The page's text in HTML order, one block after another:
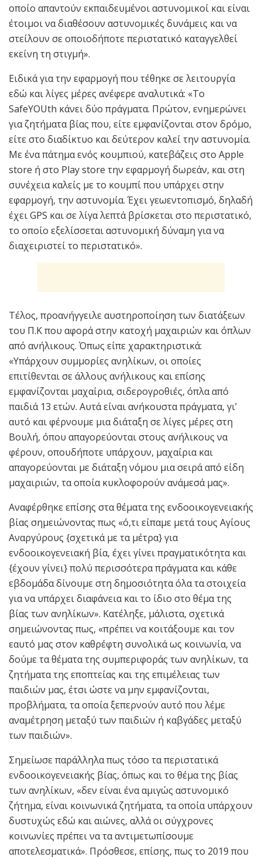
οποίο απαντούν εκπαιδευμένοι αστυνομικοί και είναι
έτοιμοι να διαθέσουν αστυνομικές δυνάμεις και να
στείλουν σε οποιοδήποτε περιστατικό καταγγελθεί
εκείνη τη στιγμή».
Ειδικά για την εφαρμογή που τέθηκε σε λειτουργία
εδώ και λίγες μέρες ανέφερε αναλυτικά: «Το
SafeYOUth κάνει δύο πράγματα. Πρώτον, ενημερώνει
για ζητήματα βίας που, είτε εμφανίζονται στον δρόμο,
είτε στο διαδίκτυο και δεύτερον καλεί την αστυνομία.
Με ένα πάτημα ενός κουμπιού, κατεβάζεις στο Apple
store ή στο Play store την εφαρμογή δωρεάν, και στη
συνέχεια καλείς με το κουμπί που υπάρχει στην
εφαρμογή, την αστυνομία. Έχει γεωεντοπισμό, δηλαδή
έχει GPS και σε λίγα λεπτά βρίσκεται στο περιστατικό,
το οποίο εξελίσσεται αστυνομική δύναμη για να
διαχειριστεί το περιστατικό».
Τέλος, προανήγγειλε αυστηροποίηση των διατάξεων
του Π.Κ που αφορά στην κατοχή μαχαιριών και όπλων
από ανήλικους. Όπως είπε χαρακτηριστικά:
«Υπάρχουν συμμορίες ανηλίκων, οι οποίες
επιτίθενται σε άλλους ανήλικους και επίσης
εμφανίζονται μαχαίρια, σιδερογροθιές, όπλα από
παιδιά 13 ετών. Αυτά είναι ανήκουστα πράγματα, γι’
αυτό και φέρνουμε μια διάταξη σε λίγες μέρες στη
Βουλή, όπου απαγορεύονται στους ανήλικους να
φέρουν, οπουδήποτε υπάρχουν, μαχαίρια και
απαγορεύονται με διάταξη νόμου μια σειρά από είδη
μαχαιριών, τα οποία κυκλοφορούν ανάμεσά μας».
Αναφέρθηκε επίσης στα θέματα της ενδοοικογενειακής
βίας σημειώνοντας πως «ό,τι είπαμε μετά τους Αγίους
Αναργύρους {σχετικά με τα μέτρα} για
ενδοοικογενειακή βία, έχει γίνει πραγματικότητα και
{έχουν γίνει} πολύ περισσότερα πράγματα και κάθε
εβδομάδα δίνουμε στη δημοσιότητα όλα τα στοιχεία
για να υπάρχει διαφάνεια και το ίδιο στο θέμα της
βίας των ανηλίκων». Κατέληξε, μάλιστα, σχετικά
σημειώνοντας πως, «πρέπει να κοιτάξουμε και τον
εαυτό μας στον καθρέφτη συνολικά ως κοινωνία, να
δούμε τα θέματα της συμπεριφοράς των ανηλίκων, τα
ζητήματα της εποπτείας και της επιμέλειας των
παιδιών μας, έτσι ώστε να μην εμφανίζονται,
προβλήματα, τα οποία ξεπερνούν αυτό που λέμε
αναμέτρηση μεταξύ των παιδιών ή καβγάδες μεταξύ
των παιδιών».
Σημείωσε παράλληλα πως τόσο τα περιστατικά
ενδοοικογενειακής βίας, όπως και το θέμα της βίας
των ανηλίκων, «δεν είναι ένα αμιγώς αστυνομικό
ζήτημα, είναι κοινωνικά ζητήματα, τα οποία υπάρχουν
δυστυχώς εδώ και αιώνες, αλλά οι σύγχρονες
κοινωνίες πρέπει να τα αντιμετωπίσουμε
αποτελεσματικά». Πρόσθεσε, επίσης, πως το 2019 που